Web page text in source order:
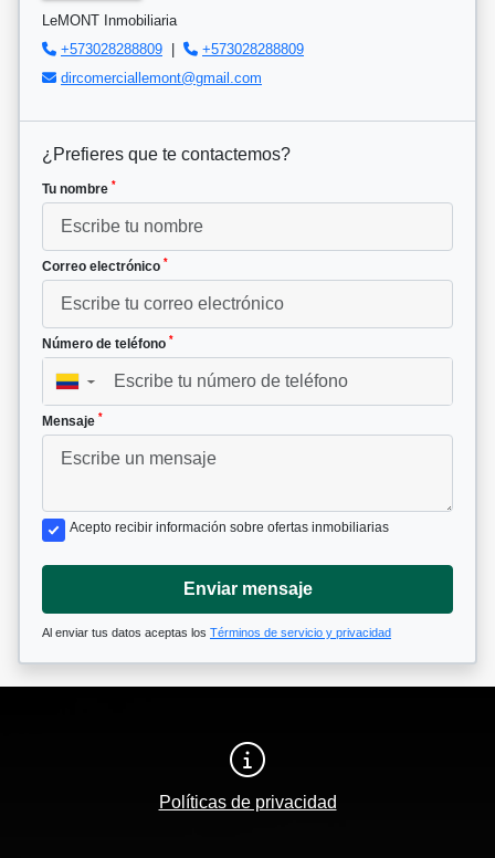
LeMONT Inmobiliaria
+573028288809 |
+573028288809
dircomerciallemont@gmail.com
¿Prefieres que te contactemos?
Tu nombre *
Correo electrónico *
Número de teléfono *
▼
Mensaje *
Acepto recibir información sobre ofertas inmobiliarias
Enviar mensaje
Al enviar tus datos aceptas los Términos de servicio y privacidad
Políticas de privacidad